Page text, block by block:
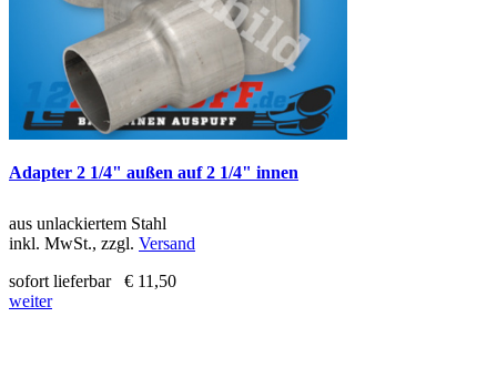
Adapter 2 1/4" außen auf 2 1/4" innen
aus unlackiertem Stahl
inkl. MwSt., zzgl. Versand
sofort lieferbar
€ 11,50
weiter